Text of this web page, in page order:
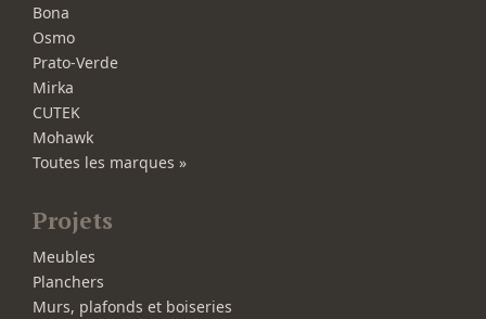
Bona
Osmo
Prato-Verde
Mirka
CUTEK
Mohawk
Toutes les marques »
Projets
Meubles
Planchers
Murs, plafonds et boiseries